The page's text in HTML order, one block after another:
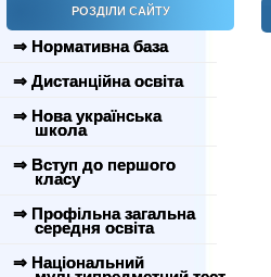
РОЗДІЛИ САЙТУ
⇒ Нормативна база
⇒ Дистанційна освіта
⇒ Нова українська
школа
⇒ Вступ до першого
класу
⇒ Профільна загальна
середня освіта
⇒ Національний